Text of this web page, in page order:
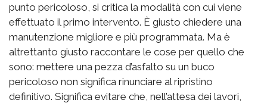
punto pericoloso, si critica la modalità con cui viene
effettuato il primo intervento. È giusto chiedere una
manutenzione migliore e più programmata. Ma è
altrettanto giusto raccontare le cose per quello che
sono: mettere una pezza d’asfalto su un buco
pericoloso non significa rinunciare al ripristino
definitivo. Significa evitare che, nell’attesa dei lavori,